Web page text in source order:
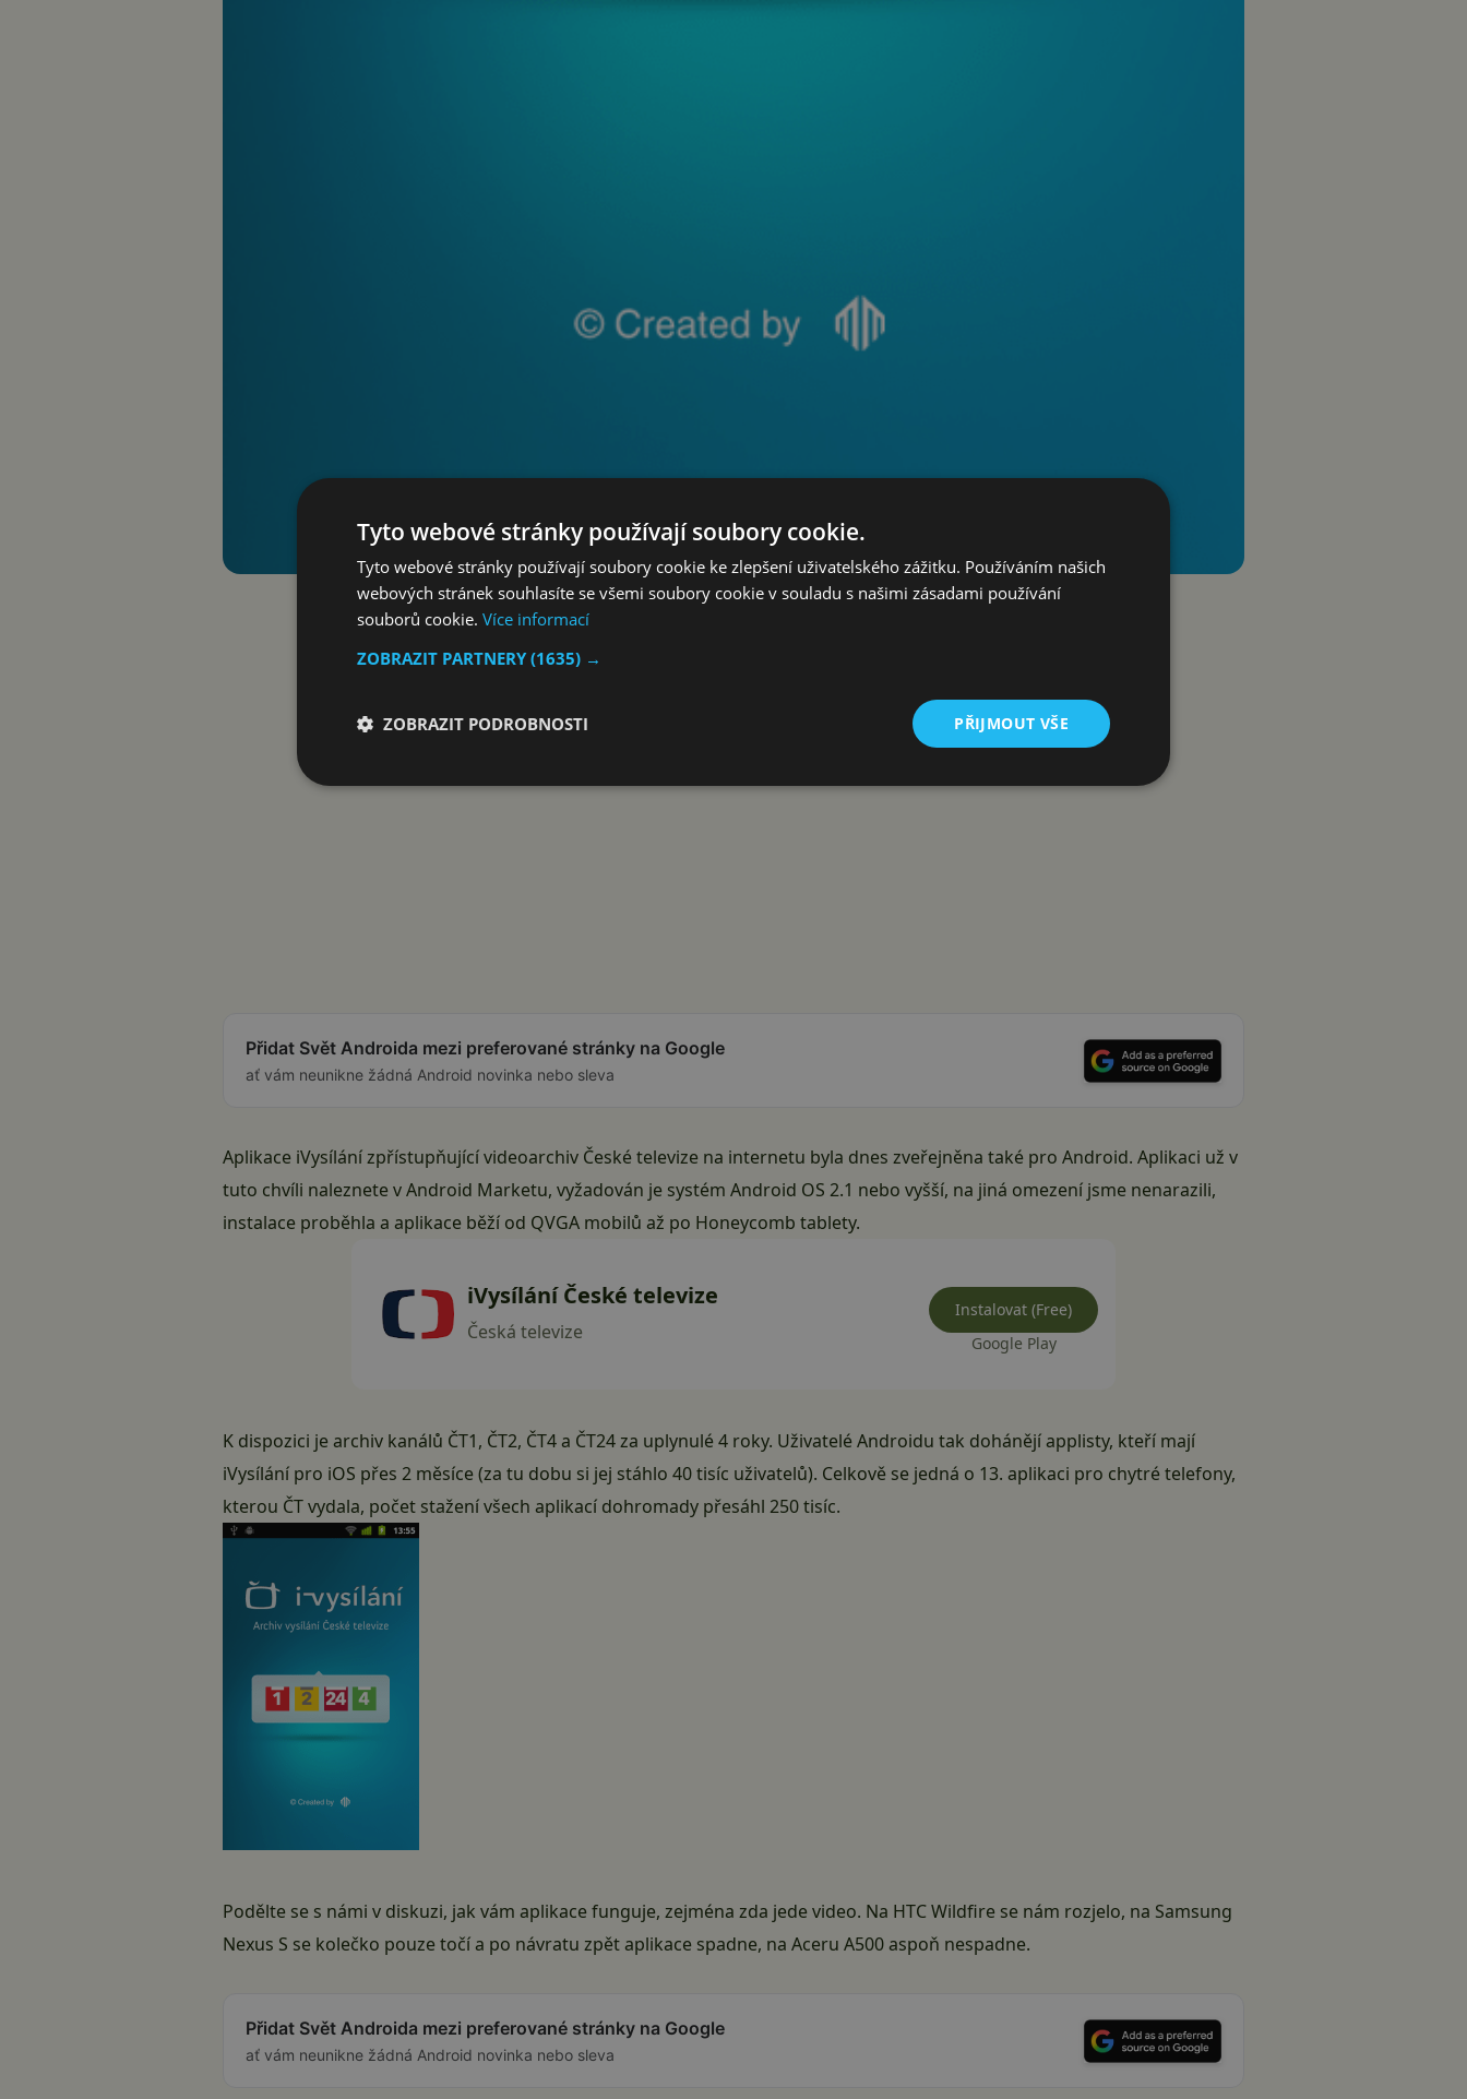
Přidat Svět Androida mezi preferované stránky na Google
ať vám neunikne žádná Android novinka nebo sleva
Aplikace iVysílání zpřístupňující videoarchiv České televize na internetu byla dnes zveřejněna také pro Android. Aplikaci už v
tuto chvíli naleznete v Android Marketu, vyžadován je systém Android OS 2.1 nebo vyšší, na jiná omezení jsme nenarazili,
instalace proběhla a aplikace běží od QVGA mobilů až po Honeycomb tablety.
iVysílání České televize
Česká televize
Instalovat (Free)
Google Play
K dispozici je archiv kanálů ČT1, ČT2, ČT4 a ČT24 za uplynulé 4 roky. Uživatelé Androidu tak dohánějí applisty, kteří mají
iVysílání pro iOS přes 2 měsíce (za tu dobu si jej stáhlo 40 tisíc uživatelů). Celkově se jedná o 13. aplikaci pro chytré telefony,
kterou ČT vydala, počet stažení všech aplikací dohromady přesáhl 250 tisíc.
Podělte se s námi v diskuzi, jak vám aplikace funguje, zejména zda jede video. Na HTC Wildfire se nám rozjelo, na Samsung
Nexus S se kolečko pouze točí a po návratu zpět aplikace spadne, na Aceru A500 aspoň nespadne.
Přidat Svět Androida mezi preferované stránky na Google
ať vám neunikne žádná Android novinka nebo sleva
Tyto webové stránky používají soubory cookie.
Tyto webové stránky používají soubory cookie ke zlepšení uživatelského zážitku. Používáním našich
webových stránek souhlasíte se všemi soubory cookie v souladu s našimi zásadami používání
souborů cookie. Více informací
ZOBRAZIT PARTNERY(1635) →
PŘIJMOUT VŠE
ZOBRAZIT PODROBNOSTI